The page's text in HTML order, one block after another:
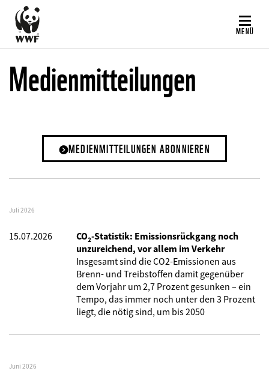
Direkt
zum
Inhalt
MENÜ
Medienmitteilungen
MEDIENMITTEILUNGEN ABONNIEREN
Juli 2026
15.07.2026
CO₂-Statistik: Emissionsrückgang noch
unzureichend, vor allem im Verkehr
Insgesamt sind die CO2-Emissionen aus
Brenn- und Treibstoffen damit gegenüber
dem Vorjahr um 2,7 Prozent gesunken – ein
Tempo, das immer noch unter den 3 Prozent
liegt, die nötig sind, um bis 2050
Juni 2026